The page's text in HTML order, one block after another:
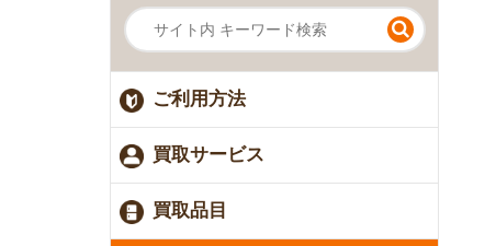
ご利用方法
買取サービス
買取品目